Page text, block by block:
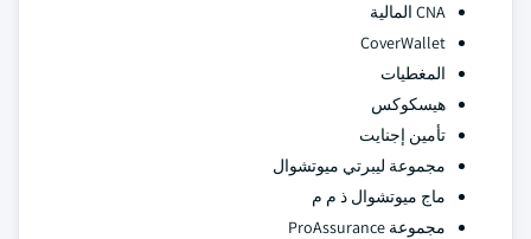
CNA المالية
CoverWallet
المغطيات
هيسكوكس
تأمين إجنايت
مجموعة ليبرتي ميوتشوال
ماج ميوتشوال ذ م م
مجموعة ProAssurance